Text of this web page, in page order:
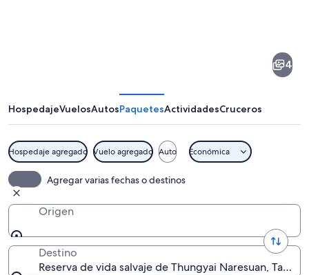
salvaje
Thungyai
Naresuan
4
HospedajeVuelosAutosPaquetesActividadesCruceros
Hospedaje agregado Vuelo agregado Auto Económica
Agregar varias fechas o destinos
Origen
Destino
Reserva de vida salvaje de Thungyai Naresuan,